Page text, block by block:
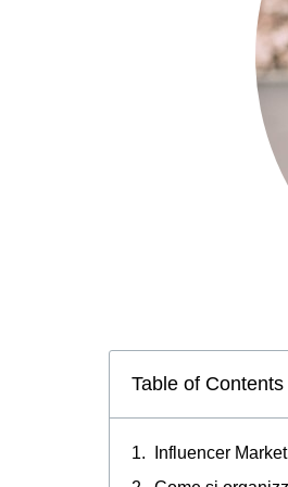
Table of Contents
Influencer